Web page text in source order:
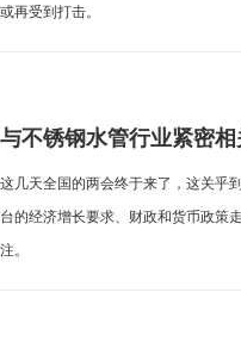
或再受到打击。
与不锈钢水管行业紧密
这几天全国的两会终于来了，这关乎
台的经济增长要求、财政和货币政策
注。